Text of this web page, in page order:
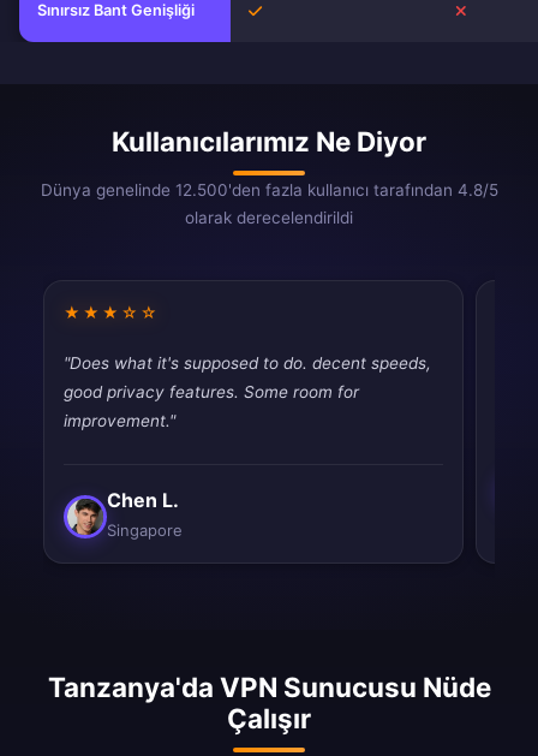
Sınırsız Bant Genişliği Evet
Kullanıcılarımız Ne Diyor
Dünya genelinde 12.500'den fazla kullanıcı tarafından 4.8/5
olarak derecelendirildi
★★★☆☆
"Does what it's supposed to do. decent speeds,
good privacy features. Some room for
improvement."
Chen L.
Singapore
Tanzanya'da VPN Sunucusu Nüde
Çalışır